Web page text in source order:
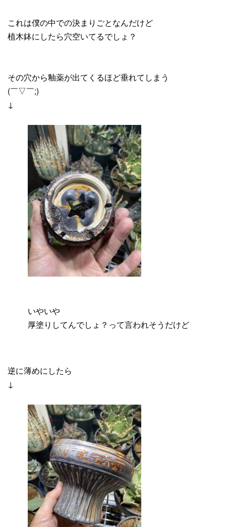
これは僕の中での決まりごとなんだけど
植木鉢にしたら穴空いてるでしょ？
その穴から釉薬が出てくるほど垂れてしまう
(￣▽￣;)
↓
いやいや
厚塗りしてんでしょ？って言われそうだけど
逆に薄めにしたら
↓